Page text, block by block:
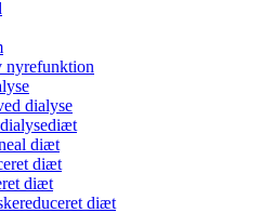
dialyse
diæt
diæt
diæt
diæt